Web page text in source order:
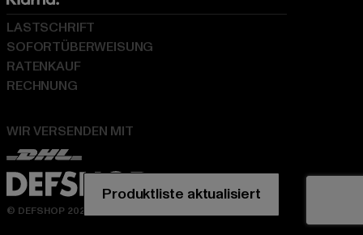
WIR VERSENDEN MIT
LASTSCHRIFT
SOFORTÜBERWEISUNG
RATENKAUF
RECHNUNG
© DEFSHOP 2026. Alle Rechte vorbehalten